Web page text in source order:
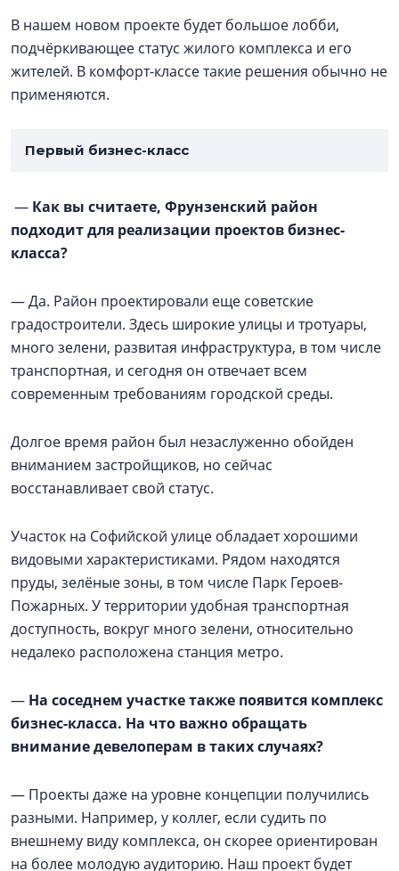
В нашем новом проекте будет большое лобби,
подчёркивающее статус жилого комплекса и его
жителей. В комфорт-классе такие решения обычно не
применяются.
Первый бизнес-класс
— Как вы считаете, Фрунзенский район
подходит для реализации проектов бизнес-
класса?
— Да. Район проектировали еще советские
градостроители. Здесь широкие улицы и тротуары,
много зелени, развитая инфраструктура, в том числе
транспортная, и сегодня он отвечает всем
современным требованиям городской среды.
Долгое время район был незаслуженно обойден
вниманием застройщиков, но сейчас
восстанавливает свой статус.
Участок на Софийской улице обладает хорошими
видовыми характеристиками. Рядом находятся
пруды, зелёные зоны, в том числе Парк Героев-
Пожарных. У территории удобная транспортная
доступность, вокруг много зелени, относительно
недалеко расположена станция метро.
— На соседнем участке также появится комплекс
бизнес-класса. На что важно обращать
внимание девелоперам в таких случаях?
— Проекты даже на уровне концепции получились
разными. Например, у коллег, если судить по
внешнему виду комплекса, он скорее ориентирован
на более молодую аудиторию. Наш проект будет